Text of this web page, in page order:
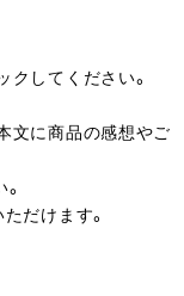
クしてください。
文に商品の感想やご
だけます。